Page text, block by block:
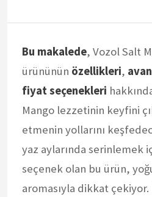
Bu makalede, Vozol Salt
ürününün özellikleri,
fiyat seçenekleri
Mango lezzetinin keyfini
etmenin yollarını
yaz aylarında serinlemek
seçenek olan bu ürün,
aromasıyla dikkat